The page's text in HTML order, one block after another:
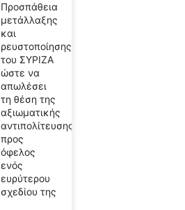
Προσπάθεια
μετάλλαξης
και
ρευστοποίησης
του ΣΥΡΙΖΑ
ώστε να
απωλέσει
τη θέση της
αξιωματικής
αντιπολίτευσης
προς
όφελος
ενός
ευρύτερου
σχεδίου της